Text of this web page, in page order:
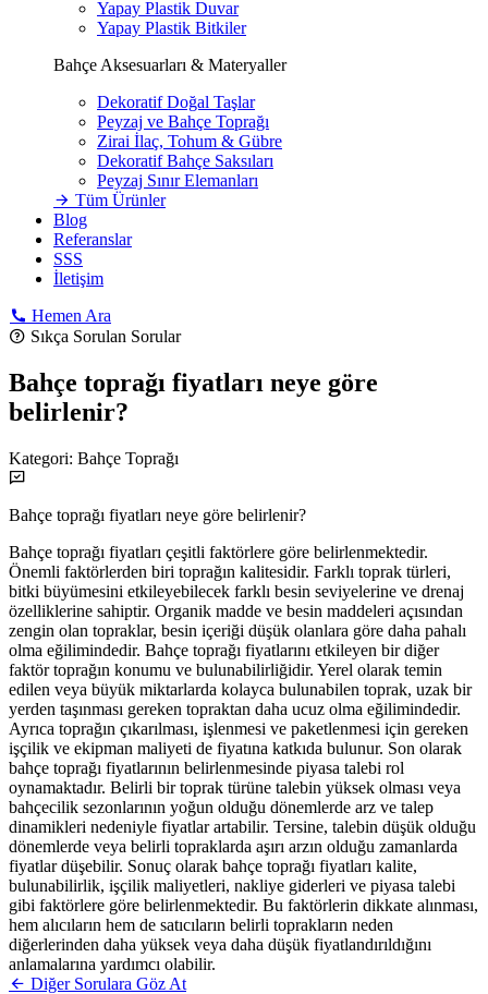
Yapay Plastik Duvar
Yapay Plastik Bitkiler
Bahçe Aksesuarları & Materyaller
Dekoratif Doğal Taşlar
Peyzaj ve Bahçe Toprağı
Zirai İlaç, Tohum & Gübre
Dekoratif Bahçe Saksıları
Peyzaj Sınır Elemanları
Tüm Ürünler
Blog
Referanslar
SSS
İletişim
Hemen Ara
Sıkça Sorulan Sorular
Bahçe toprağı fiyatları neye göre
belirlenir?
Kategori: Bahçe Toprağı
Bahçe toprağı fiyatları neye göre belirlenir?
Bahçe toprağı fiyatları çeşitli faktörlere göre belirlenmektedir.
Önemli faktörlerden biri toprağın kalitesidir. Farklı toprak türleri,
bitki büyümesini etkileyebilecek farklı besin seviyelerine ve drenaj
özelliklerine sahiptir. Organik madde ve besin maddeleri açısından
zengin olan topraklar, besin içeriği düşük olanlara göre daha pahalı
olma eğilimindedir. Bahçe toprağı fiyatlarını etkileyen bir diğer
faktör toprağın konumu ve bulunabilirliğidir. Yerel olarak temin
edilen veya büyük miktarlarda kolayca bulunabilen toprak, uzak bir
yerden taşınması gereken topraktan daha ucuz olma eğilimindedir.
Ayrıca toprağın çıkarılması, işlenmesi ve paketlenmesi için gereken
işçilik ve ekipman maliyeti de fiyatına katkıda bulunur. Son olarak
bahçe toprağı fiyatlarının belirlenmesinde piyasa talebi rol
oynamaktadır. Belirli bir toprak türüne talebin yüksek olması veya
bahçecilik sezonlarının yoğun olduğu dönemlerde arz ve talep
dinamikleri nedeniyle fiyatlar artabilir. Tersine, talebin düşük olduğu
dönemlerde veya belirli topraklarda aşırı arzın olduğu zamanlarda
fiyatlar düşebilir. Sonuç olarak bahçe toprağı fiyatları kalite,
bulunabilirlik, işçilik maliyetleri, nakliye giderleri ve piyasa talebi
gibi faktörlere göre belirlenmektedir. Bu faktörlerin dikkate alınması,
hem alıcıların hem de satıcıların belirli toprakların neden
diğerlerinden daha yüksek veya daha düşük fiyatlandırıldığını
anlamalarına yardımcı olabilir.
Diğer Sorulara Göz At